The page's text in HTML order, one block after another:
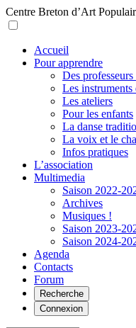
Centre Breton d’Art
Accueil
Pour apprendre
Des professeurs
Les instruments
Les ateliers
Pour les enfants
La danse
La voix et le
Infos pratiques
L’association
Multimedia
Saison 2022-
Archives
Musiques !
Saison 2023-
Saison 2024-
Agenda
Contacts
Forum
Recherche
Connexion